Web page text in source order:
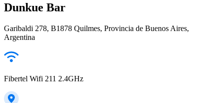
Dunkue Bar
Garibaldi 278, B1878 Quilmes, Provincia de Buenos Aires,
Argentina
Fibertel Wifi 211 2.4GHz